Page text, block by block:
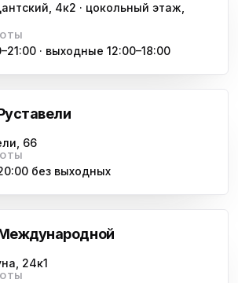
4к2 · цокольный этаж,
· выходные 12:00–18:00
66
без выходных
24к1